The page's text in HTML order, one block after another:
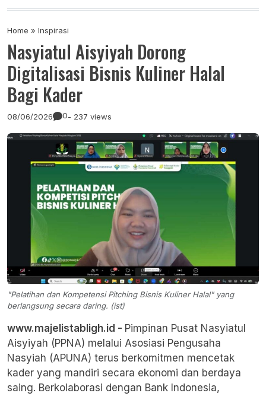
Majelis Tabligh Muhammadiyah
Syiar Dakwah Islam Berkemajuan dan
Home » Inspirasi
Nasyiatul Aisyiyah Dorong
Digitalisasi Bisnis Kuliner Halal
Bagi Kader
08/06/2026 0- 237 views
"Pelatihan dan Kompetensi Pitching Bisnis Kuliner Halal" yang
berlangsung secara daring. (ist)
www.majelistabligh.id - Pimpinan Pusat Nasyiatul
Aisyiyah (PPNA) melalui Asosiasi Pengusaha
Nasyiah (APUNA) terus berkomitmen mencetak
kader yang mandiri secara ekonomi dan berdaya
saing. Berkolaborasi dengan Bank Indonesia,